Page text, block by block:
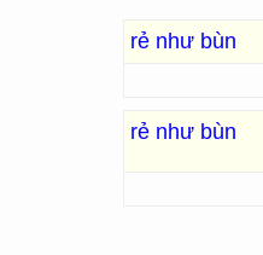
rẻ như bùn
rẻ như bùn